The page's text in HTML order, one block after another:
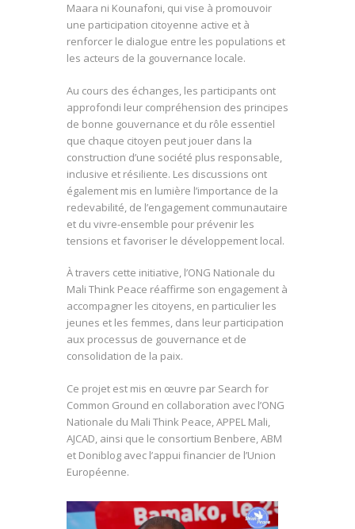
Maara ni Kounafoni, qui vise à promouvoir
une participation citoyenne active et à
renforcer le dialogue entre les populations et
les acteurs de la gouvernance locale.
Au cours des échanges, les participants ont
approfondi leur compréhension des principes
de bonne gouvernance et du rôle essentiel
que chaque citoyen peut jouer dans la
construction d’une société plus responsable,
inclusive et résiliente. Les discussions ont
également mis en lumière l’importance de la
redevabilité, de l’engagement communautaire
et du vivre-ensemble pour prévenir les
tensions et favoriser le développement local.
À travers cette initiative, l’ONG Nationale du
Mali Think Peace réaffirme son engagement à
accompagner les citoyens, en particulier les
jeunes et les femmes, dans leur participation
aux processus de gouvernance et de
consolidation de la paix.
Ce projet est mis en œuvre par Search for
Common Ground en collaboration avec l’ONG
Nationale du Mali Think Peace, APPEL Mali,
AJCAD, ainsi que le consortium Benbere, ABM
et Doniblog avec l’appui financier de l’Union
Européenne.